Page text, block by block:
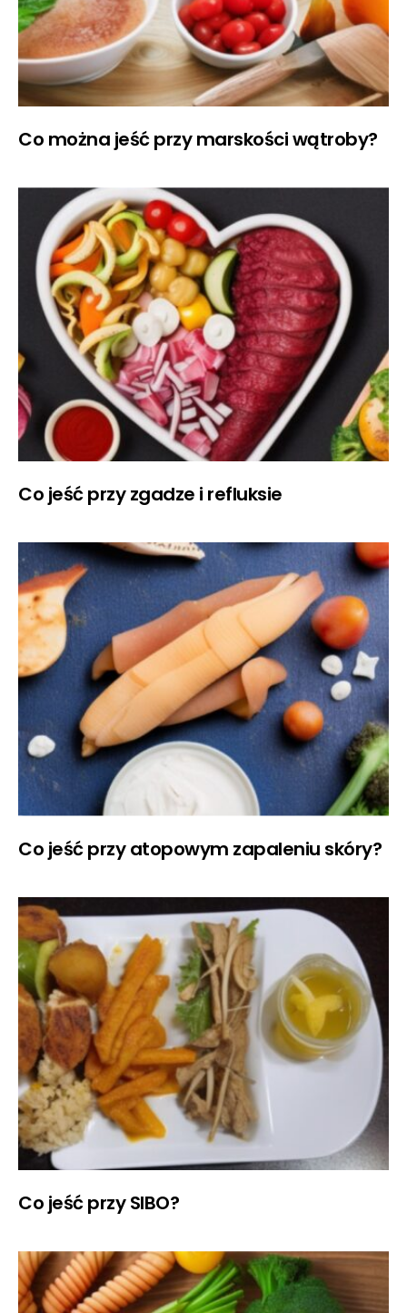
Co można jeść przy marskości wątroby?
Co jeść przy zgadze i refluksie
Co jeść przy atopowym zapaleniu skóry?
Co jeść przy SIBO?